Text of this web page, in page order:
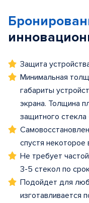
Защита
Минимальная
габариты
экрана. Толщина
защитного стекла
спустя некоторое
Не требует
3-5 стекол по
Подойдет для
изготавливается